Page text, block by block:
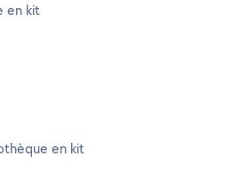
en kit
en kit